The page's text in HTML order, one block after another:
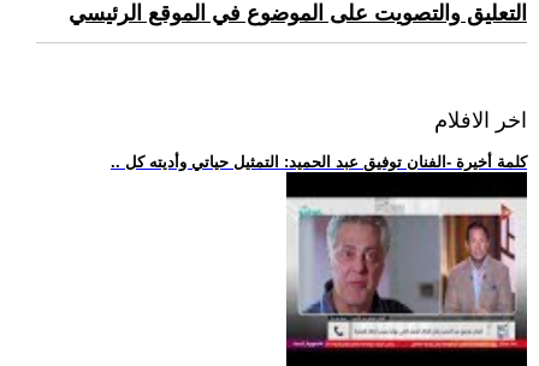
التعليق والتصويت على الموضوع في الموقع الرئيسي
اخر الافلام
.. كلمة أخيرة -الفنان توفيق عبد الحميد: التمثيل حياتي وأديته كل